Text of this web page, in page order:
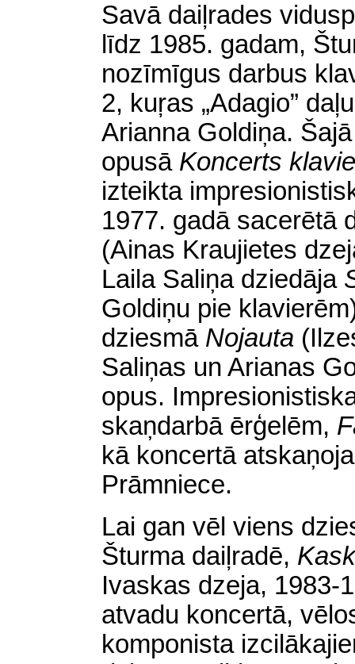
Savā daiļrades
līdz 1985. gadam,
nozīmīgus darbus
2, kuŗas „Adagio”
Arianna Goldiņa.
opusā Koncerts
izteikta
1977. gadā sacerētā
(Ainas Kraujietes
Laila Saliņa dziedāja
Goldiņu pie
dziesmā Nojauta
Saliņas un Arianas
opus.
skaņdarbā ērģelēm,
kā koncertā
Prāmniece.
Lai gan vēl viens
Šturma daiļradē,
Ivaskas dzeja, 1983-
atvadu koncertā,
komponista